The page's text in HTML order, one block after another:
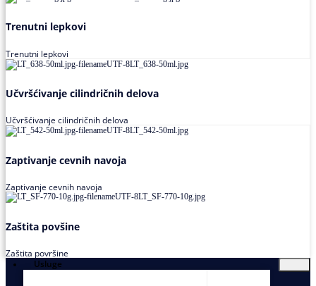
Trenutni lepkovi
Trenutni lepkovi
Učvršćivanje cilindričnih delova
Učvršćivanje cilindričnih delova
Zaptivanje cevnih navoja
Zaptivanje cevnih navoja
Zaštita povšine
Zaštita površine
Usluge